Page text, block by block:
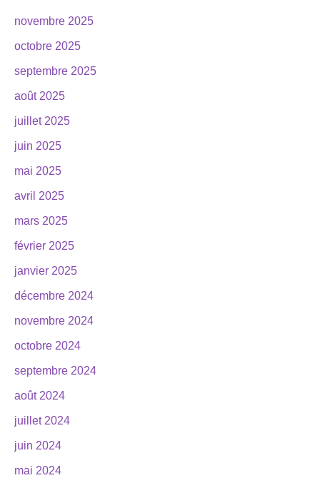
novembre 2025
octobre 2025
septembre 2025
août 2025
juillet 2025
juin 2025
mai 2025
avril 2025
mars 2025
février 2025
janvier 2025
décembre 2024
novembre 2024
octobre 2024
septembre 2024
août 2024
juillet 2024
juin 2024
mai 2024